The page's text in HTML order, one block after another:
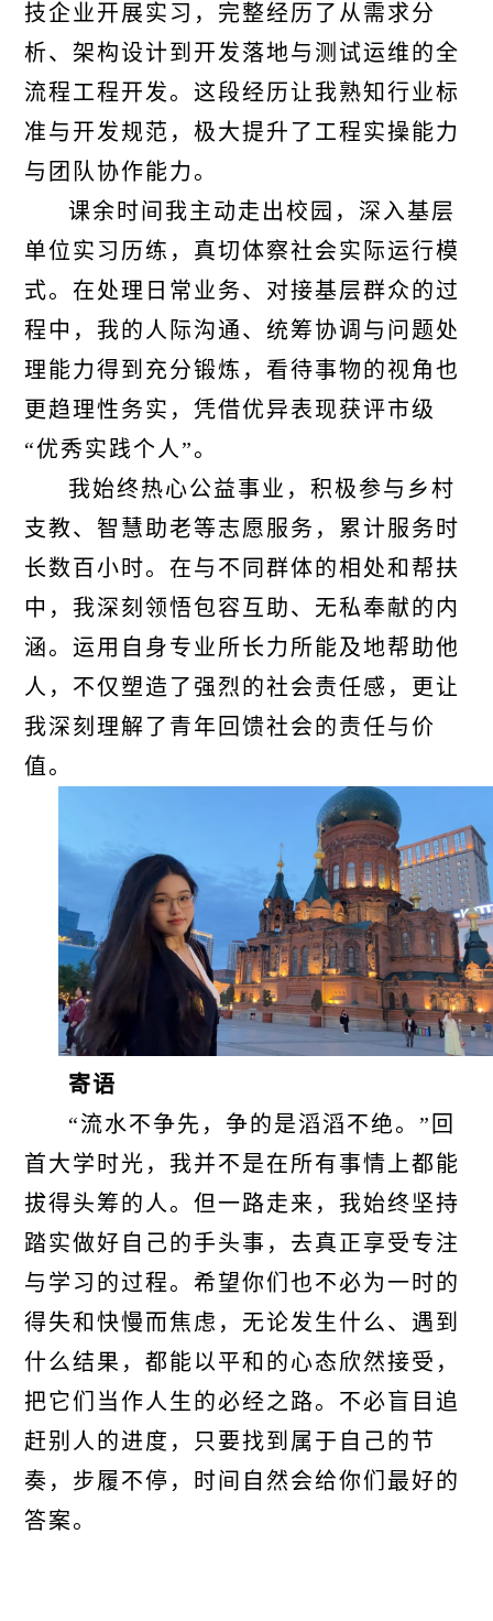
技企业开展实习，完整经历了从需求分
析、架构设计到开发落地与测试运维的全
流程工程开发。这段经历让我熟知行业标
准与开发规范，极大提升了工程实操能力
与团队协作能力。
课余时间我主动走出校园，深入基层
单位实习历练，真切体察社会实际运行模
式。在处理日常业务、对接基层群众的过
程中，我的人际沟通、统筹协调与问题处
理能力得到充分锻炼，看待事物的视角也
更趋理性务实，凭借优异表现获评市级
“优秀实践个人”。
我始终热心公益事业，积极参与乡村
支教、智慧助老等志愿服务，累计服务时
长数百小时。在与不同群体的相处和帮扶
中，我深刻领悟包容互助、无私奉献的内
涵。运用自身专业所长力所能及地帮助他
人，不仅塑造了强烈的社会责任感，更让
我深刻理解了青年回馈社会的责任与价
值。
寄语
“流水不争先，争的是滔滔不绝。” 回
首大学时光，我并不是在所有事情上都能
拔得头筹的人。但一路走来，我始终坚持
踏实做好自己的手头事，去真正享受专注
与学习的过程。希望你们也不必为一时的
得失和快慢而焦虑，无论发生什么、遇到
什么结果，都能以平和的心态欣然接受，
把它们当作人生的必经之路。不必盲目追
赶别人的进度，只要找到属于自己的节
奏，步履不停，时间自然会给你们最好的
答案。